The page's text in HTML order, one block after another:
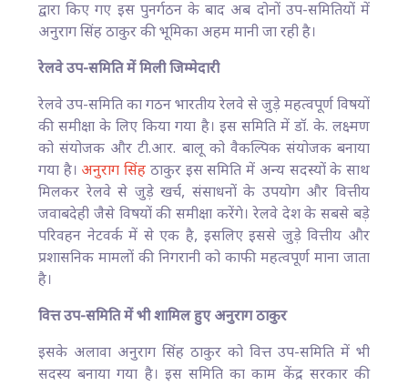
द्वारा किए गए इस पुनर्गठन के बाद अब दोनों उप-समितियों में
अनुराग सिंह ठाकुर की भूमिका अहम मानी जा रही है।
रेलवे उप-समिति में मिली जिम्मेदारी
रेलवे उप-समिति का गठन भारतीय रेलवे से जुड़े महत्वपूर्ण विषयों
की समीक्षा के लिए किया गया है। इस समिति में डॉ. के. लक्ष्मण
को संयोजक और टी.आर. बालू को वैकल्पिक संयोजक बनाया
गया है। अनुराग सिंह ठाकुर इस समिति में अन्य सदस्यों के साथ
मिलकर रेलवे से जुड़े खर्च, संसाधनों के उपयोग और वित्तीय
जवाबदेही जैसे विषयों की समीक्षा करेंगे। रेलवे देश के सबसे बड़े
परिवहन नेटवर्क में से एक है, इसलिए इससे जुड़े वित्तीय और
प्रशासनिक मामलों की निगरानी को काफी महत्वपूर्ण माना जाता
है।
वित्त उप-समिति में भी शामिल हुए अनुराग ठाकुर
इसके अलावा अनुराग सिंह ठाकुर को वित्त उप-समिति में भी
सदस्य बनाया गया है। इस समिति का काम केंद्र सरकार की